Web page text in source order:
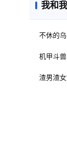
我和
不休的
机甲斗
渣男渣